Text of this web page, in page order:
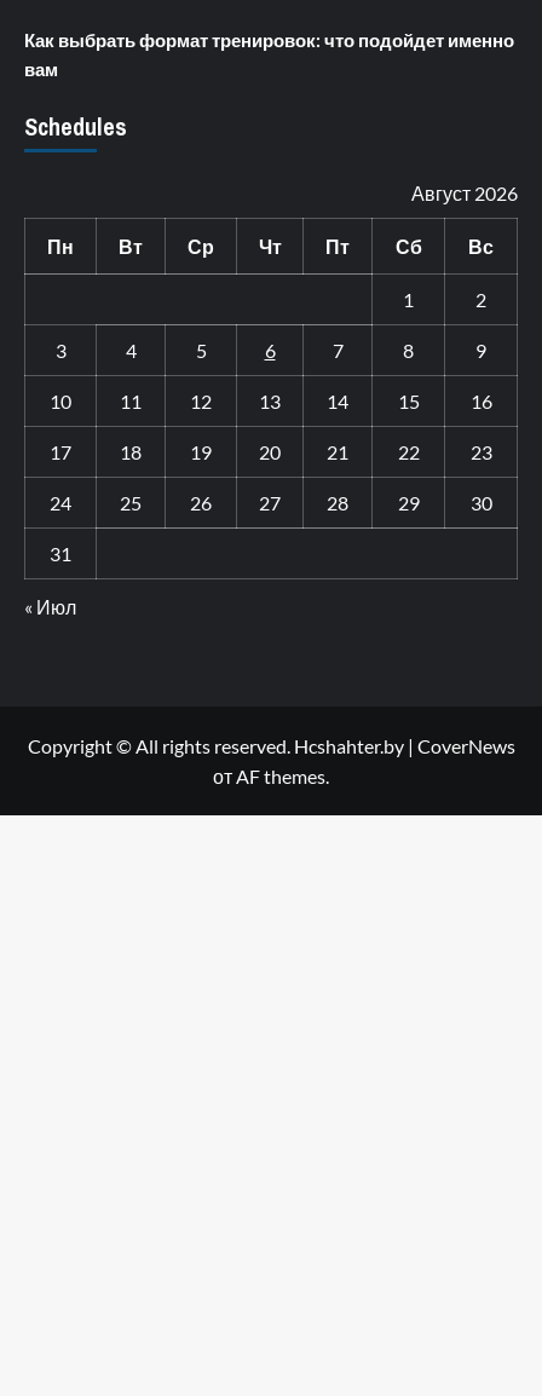
Как выбрать формат тренировок: что подойдет именно
вам
Schedules
Август 2026
Пн Вт Ср Чт Пт Сб Вс
1 2
3 4 5 6 7 8 9
10 11 12 13 14 15 16
17 18 19 20 21 22 23
24 25 26 27 28 29 30
31
« Июл
Copyright © All rights reserved. Hcshahter.by | CoverNews
от AF themes.